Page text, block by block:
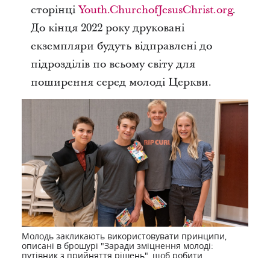
сторінці Youth.ChurchofJesusChrist.org.
До кінця 2022 року друковані
екземпляри будуть відправлені до
підрозділів по всьому світу для
поширення серед молоді Церкви.
Молодь закликають використовувати принципи,
описані в брошурі "Заради зміцнення молоді:
путівник з прийняття рішень", щоб робити